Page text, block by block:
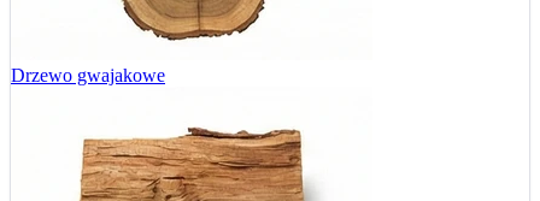
Drzewo gwajakowe